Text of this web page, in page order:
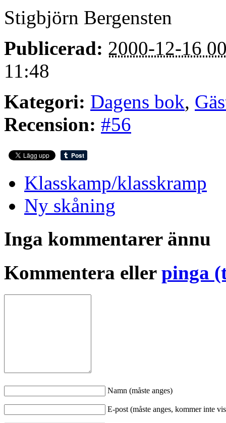
Stigbjörn Bergensten
Publicerad: 2000-12-16
11:48
Kategori: Dagens bok,
Recension: #56
Klasskamp/klasskramp
Ny skåning
Inga kommentarer ännu
Kommentera eller pinga
Namn (måste anges)
E-post (måste anges, kommer inte